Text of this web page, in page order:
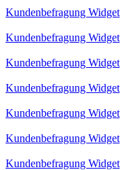
Kundenbefragung Widget
Kundenbefragung Widget
Kundenbefragung Widget
Kundenbefragung Widget
Kundenbefragung Widget
Kundenbefragung Widget
Kundenbefragung Widget